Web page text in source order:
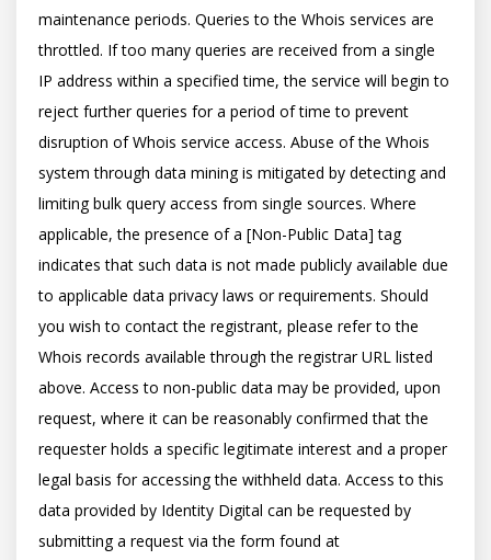
maintenance periods. Queries to the Whois services are
throttled. If too many queries are received from a single
IP address within a specified time, the service will begin to
reject further queries for a period of time to prevent
disruption of Whois service access. Abuse of the Whois
system through data mining is mitigated by detecting and
limiting bulk query access from single sources. Where
applicable, the presence of a [Non-Public Data] tag
indicates that such data is not made publicly available due
to applicable data privacy laws or requirements. Should
you wish to contact the registrant, please refer to the
Whois records available through the registrar URL listed
above. Access to non-public data may be provided, upon
request, where it can be reasonably confirmed that the
requester holds a specific legitimate interest and a proper
legal basis for accessing the withheld data. Access to this
data provided by Identity Digital can be requested by
submitting a request via the form found at